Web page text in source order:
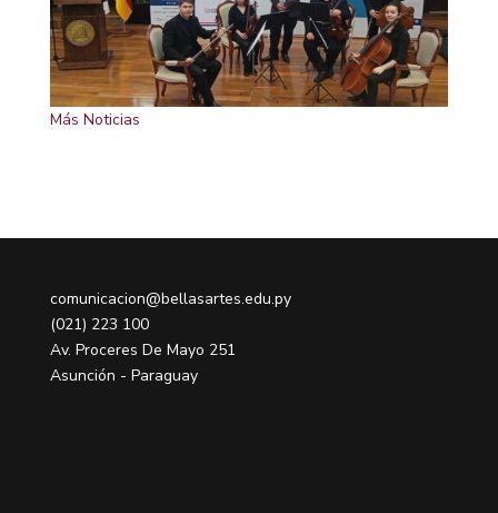
Más Noticias
comunicacion@bellasartes.edu.py
(021) 223 100
Av. Proceres De Mayo 251
Asunción - Paraguay